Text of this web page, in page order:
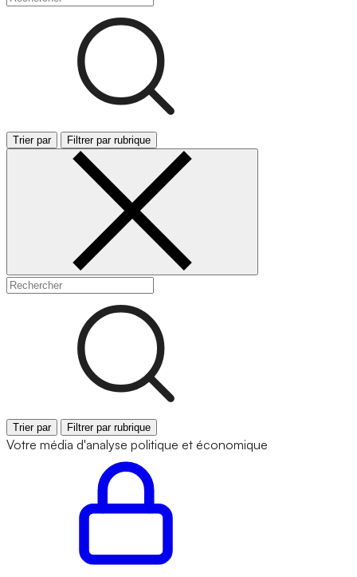
Trier par Filtrer par rubrique
Trier par Filtrer par rubrique
Votre média d'analyse politique et économique